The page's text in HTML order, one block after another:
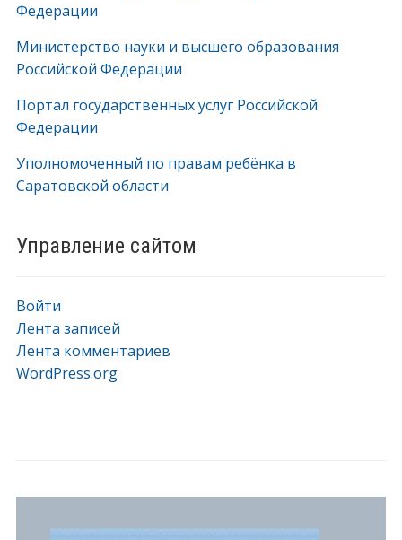
Федерации
Министерство науки и высшего образования
Российской Федерации
Портал государственных услуг Российской
Федерации
Уполномоченный по правам ребёнка в
Саратовской области
Управление сайтом
Войти
Лента записей
Лента комментариев
WordPress.org